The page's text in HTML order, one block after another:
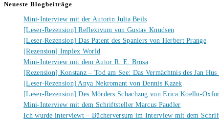
Neueste Blogbeiträge
Mini-Interview mit der Autorin Julia Beils
[Leser-Rezension] Reflexivum von Gustav Knudsen
[Leser-Rezension] Das Patent des Spaniers von Herbert Prange
[Rezension] Implex World
Mini-Interview mit dem Autor R. E. Brosa
[Rezension] Konstanz – Tod am See: Das Vermächtnis des Jan
[Leser-Rezension] Anya Nekromant von Dennis Kazek
[Leser-Rezension] Des Mörders Schachzug von Erica Koelln-
Mini-Interview mit dem Schriftsteller Marcus Paudler
Ich wurde interviewt – Bücherversum im Interview mit dem